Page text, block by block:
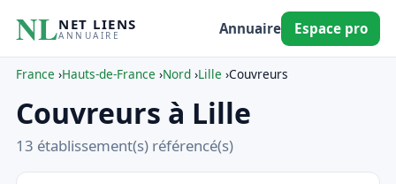
NLNET LIENS
ANNUAIRE Annuaire Espace pro
France ›Hauts-de-France ›Nord ›Lille ›Couvreurs
Couvreurs à Lille
13 établissement(s) référencé(s)